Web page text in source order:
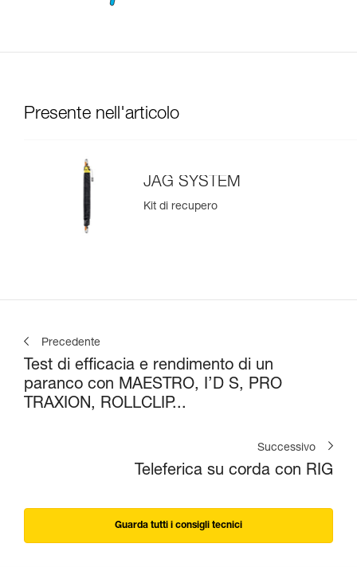
Presente nell'articolo
JAG SYSTEM
Kit di recupero
Precedente
Test di efficacia e rendimento di un
paranco con MAESTRO, I’D S, PRO
TRAXION, ROLLCLIP...
Successivo
Teleferica su corda con RIG
Guarda tutti i consigli tecnici